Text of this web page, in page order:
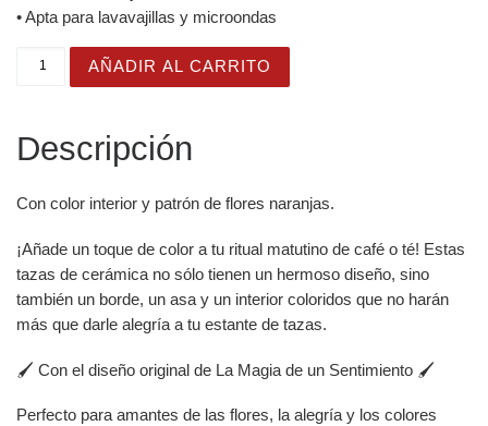
• Apta para lavavajillas y microondas
Taza Flor Naranja "Flowers Are My Therapy" para
AÑADIR AL CARRITO
Descripción
Con color interior y patrón de flores naranjas.
¡Añade un toque de color a tu ritual matutino de café o té! Estas
tazas de cerámica no sólo tienen un hermoso diseño, sino
también un borde, un asa y un interior coloridos que no harán
más que darle alegría a tu estante de tazas.
🖌️ Con el diseño original de La Magia de un Sentimiento 🖌️
Perfecto para amantes de las flores, la alegría y los colores